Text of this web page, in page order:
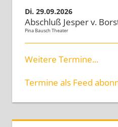
Di. 29.09.2026
Abschluß Jesper v.
Pina Bausch Theater
Weitere Termine...
Termine als Feed